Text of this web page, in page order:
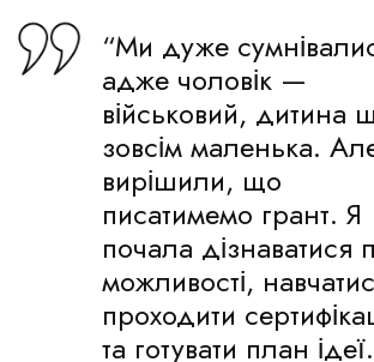
“Ми дуже
адже чоловік —
військовий, дитина
зовсім маленька.
вирішили, що
писатимемо грант. Я
почала дізнаватися
можливості,
проходити
та готувати план